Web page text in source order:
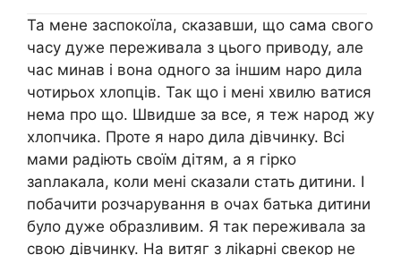
Та мене заспокоїла, сказавши, що сама свого
часу дуже переживала з цього приводу, але
час минав і вона одного за іншим наро дила
чотирьох хлопців. Так що і мені хвилю ватися
нема про що. Швидше за все, я теж народ жу
хлопчика. Проте я наро дила дівчинку. Всі
мами радіють своїм дітям, а я гірко
заnлакала, коли мені сказали стать дитини. І
побачити розчарування в очах батька дитини
було дуже образливим. Я так переживала за
свою дівчинку. На витяг з ліkарні свекор не